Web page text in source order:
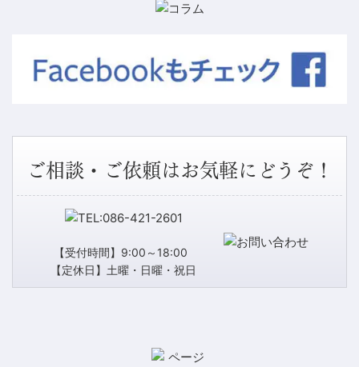
ご相談・ご依頼はお気軽にどうぞ！
【受付時間】9:00～18:00
【定休日】土曜・日曜・祝日